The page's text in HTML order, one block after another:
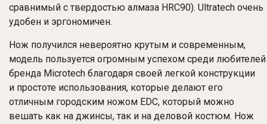
сравнимый с твердостью алмаза HRC90). Ultratech очень
удобен и эргономичен.
Нож получился невероятно крутым и современным,
модель пользуется огромным успехом среди любителей
бренда Microtech благодаря своей легкой конструкции
и простоте использования, которые делают его
отличным городским ножом EDC, который можно
вешать как на джинсы, так и на деловой костюм. Нож